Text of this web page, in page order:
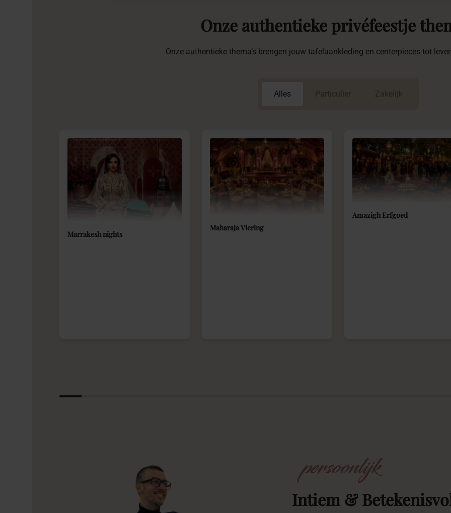
Onze authentieke privéfeestje
Onze authentieke thema’s brengen jouw tafelaankleding en centerpieces tot
Alles Particulier Zakelijk
Marrakesh nights
Maharaja Viering
Amazigh Erfgoed
persoonlijk
Intiem &